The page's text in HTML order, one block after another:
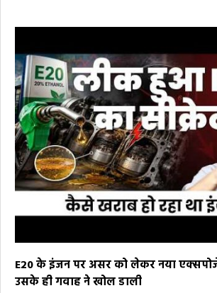
E20 के इंजन पर असर को लेकर नया
उसके ही गवाह ने खोल डाली